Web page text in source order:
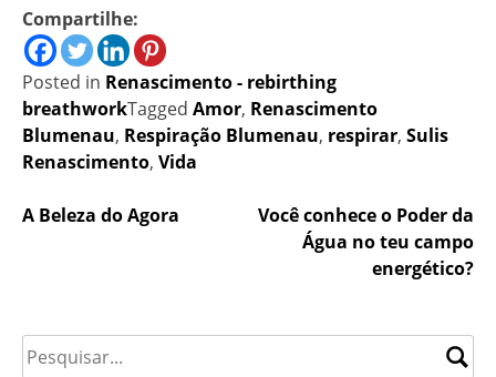
Compartilhe:
Posted in Renascimento - rebirthing
breathworkTagged Amor, Renascimento
Blumenau, Respiração Blumenau, respirar, Sulis
Renascimento, Vida
Navegação
A Beleza do Agora
Você conhece o Poder da
Água no teu campo
energético?